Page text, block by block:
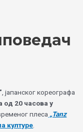
, јапанског кореографа
од 20 часова у
плеса „Таnz
културе